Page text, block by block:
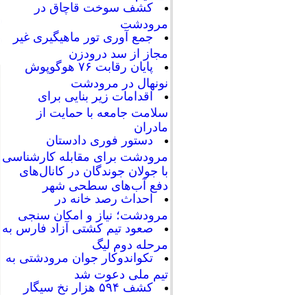
کشف سوخت قاچاق در
مرودشت
جمع آوری تور ماهیگیری غیر
مجاز از سد درودزن
پایان رقابت‌ ۷۶ هوگوپوش
نونهال در مرودشت
اقدامات زیر بنایی برای
سلامت جامعه با حمایت از
مادران
دستور فوری دادستان
مرودشت برای مقابله کارشناسی
با جولان جوندگان در کانال‌های
دفع آب‌های سطحی شهر
احداث رصد خانه در
مرودشت؛ نیاز و امکان سنجی
صعود تیم کشتی آزاد فارس به
مرحله دوم لیگ
تکواندوکار جوان مرودشتی به
تیم ملی دعوت شد
کشف ۵۹۴ هزار نخ سیگار